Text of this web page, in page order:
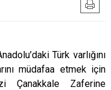
’daki Türk varlığını
müdafaa etmek için
Çanakkale Zaferine